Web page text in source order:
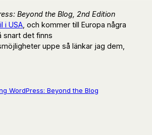
Beyond the Blog, 2nd Edition
i USA , och kommer till Europa några
snart det finns
uppe så länkar jag dem,
WordPress: Beyond the Blog